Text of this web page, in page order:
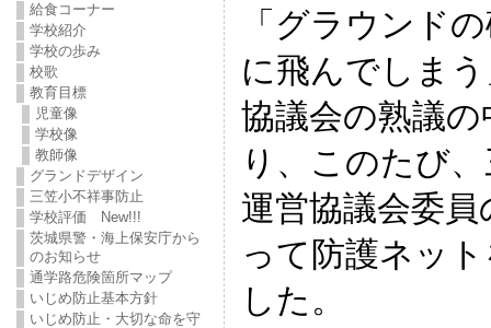
給食コーナー
学校紹介
学校の歩み
校歌
教育目標
児童像
学校像
教師像
グランドデザイン
三笠小不祥事防止
学校評価 New!!!
茨城県警・海上保安庁から
のお知らせ
通学路危険箇所マップ
いじめ防止基本方針
いじめ防止・大切な命を守
「グラウンド
に飛んでしま
協議会の熟議
り、このたび
運営協議会委
って防護ネッ
した。